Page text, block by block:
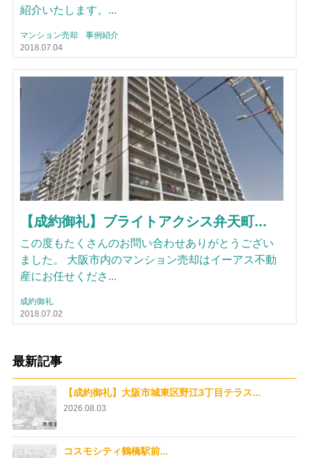
紹介いたします。...
マンション売却
事例紹介
2018.07.04
【成約御礼】ブライトアクシス弁天町...
この度もたくさんのお問い合わせありがとうござい
ました。 大阪市内のマンション売却はイーアス不動
産にお任せくださ...
成約御礼
2018.07.02
最新記事
【成約御礼】大阪市城東区野江3丁目テラス...
2026.08.03
コスモシティ鶴橋駅前...